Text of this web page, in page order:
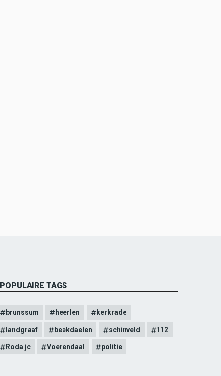
POPULAIRE TAGS
brunssum heerlen kerkrade
landgraaf beekdaelen schinveld 112
Roda jc Voerendaal politie